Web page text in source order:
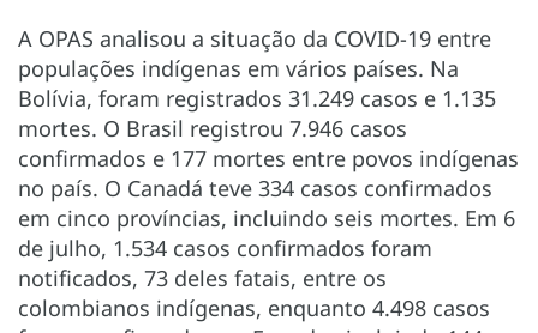
A OPAS analisou a situação da COVID-19 entre
populações indígenas em vários países. Na
Bolívia, foram registrados 31.249 casos e 1.135
mortes. O Brasil registrou 7.946 casos
confirmados e 177 mortes entre povos indígenas
no país. O Canadá teve 334 casos confirmados
em cinco províncias, incluindo seis mortes. Em 6
de julho, 1.534 casos confirmados foram
notificados, 73 deles fatais, entre os
colombianos indígenas, enquanto 4.498 casos